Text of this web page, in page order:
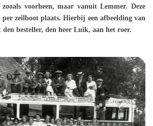
voorheen, maar vanuit Lemmer. Deze
per zeilboot plaats. Hierbij een afbeelding van
den besteller, den heer Luik, aan het roer.